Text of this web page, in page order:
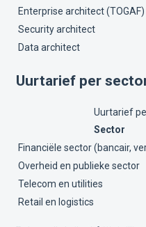
Enterprise architect (TOGAF)
Security architect
Data architect
Uurtarief per
Uurtarief
Sector
Financiële sector (bancair,
Overheid en publieke sector
Telecom en utilities
Retail en logistics